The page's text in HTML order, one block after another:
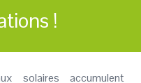
!
solaires accumulent